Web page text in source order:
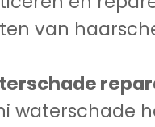
van
waterschade